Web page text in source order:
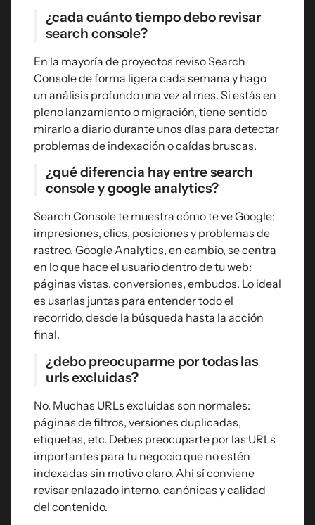
¿cada cuánto tiempo debo revisar
search console?
En la mayoría de proyectos reviso Search
Console de forma ligera cada semana y hago
un análisis profundo una vez al mes. Si estás en
pleno lanzamiento o migración, tiene sentido
mirarlo a diario durante unos días para detectar
problemas de indexación o caídas bruscas.
¿qué diferencia hay entre search
console y google analytics?
Search Console te muestra cómo te ve Google:
impresiones, clics, posiciones y problemas de
rastreo. Google Analytics, en cambio, se centra
en lo que hace el usuario dentro de tu web:
páginas vistas, conversiones, embudos. Lo ideal
es usarlas juntas para entender todo el
recorrido, desde la búsqueda hasta la acción
final.
¿debo preocuparme por todas las
urls excluidas?
No. Muchas URLs excluidas son normales:
páginas de filtros, versiones duplicadas,
etiquetas, etc. Debes preocuparte por las URLs
importantes para tu negocio que no estén
indexadas sin motivo claro. Ahí sí conviene
revisar enlazado interno, canónicas y calidad
del contenido.